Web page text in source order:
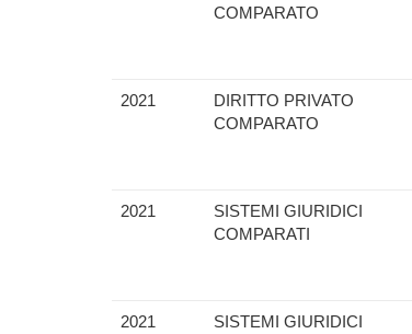
COMPARATO
2021
DIRITTO PRIVATO
COMPARATO
2021
SISTEMI GIURIDICI
COMPARATI
2021
SISTEMI GIURIDICI